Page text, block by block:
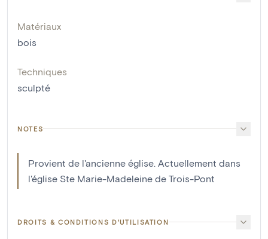
Matériaux
bois
Techniques
sculpté
NOTES
Provient de l'ancienne église. Actuellement dans
l'église Ste Marie-Madeleine de Trois-Pont
DROITS & CONDITIONS D'UTILISATION